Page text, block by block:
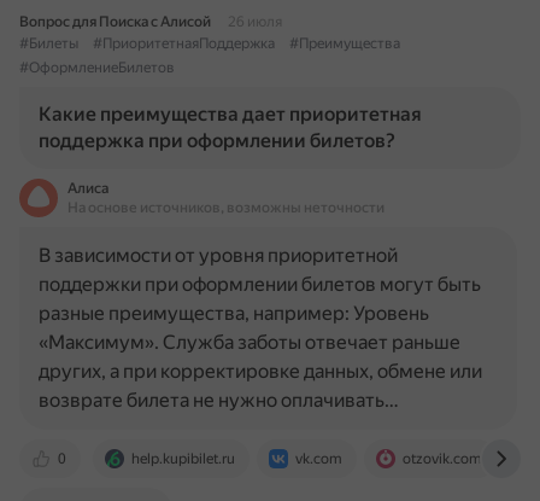
Вопрос для Поиска с Алисой
26 июля
#Билеты
#ПриоритетнаяПоддержка
#Преимущества
#ОформлениеБилетов
Какие преимущества дает приоритетная
поддержка при оформлении билетов?
Алиса
На основе источников, возможны неточности
0 help.kupibilet.ru vk.com otzovik.com
В зависимости от уровня приоритетной
поддержки при оформлении билетов могут быть
разные преимущества, например: Уровень
«Максимум». Служба заботы отвечает раньше
других, а при корректировке данных, обмене или
возврате билета не нужно оплачивать…